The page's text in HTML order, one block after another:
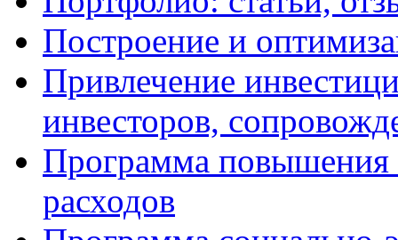
Построение и
Привлечение
инвесторов,
Программа
расходов